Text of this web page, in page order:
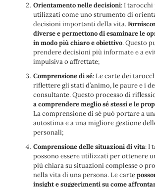
Orientamento nelle decisioni: I tarocchi
utilizzati come uno strumento di
decisioni importanti della vita.
diverse e permettono di esaminare le
in modo più chiaro e obiettivo. Questo
prendere decisioni più informate e a
impulsiva o affrettate;
Comprensione di sé: Le carte dei
riflettere gli stati d’animo, le paure e i
consultante. Questo processo di
a comprendere meglio sé stessi e le
La comprensione di sé può portare a
autostima e a una migliore gestione
personali;
Comprensione delle situazioni di vita: I
possono essere utilizzati per ottenere
più chiara su situazioni complesse o
nella vita di una persona. Le carte
insight e suggerimenti su come